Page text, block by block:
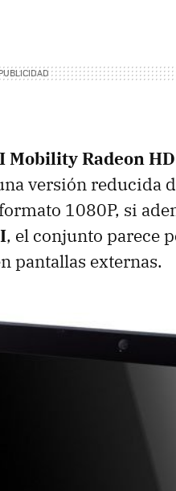
Mobility Radeon
versión reducida
1080P, si
, el conjunto parece
pantallas externas.